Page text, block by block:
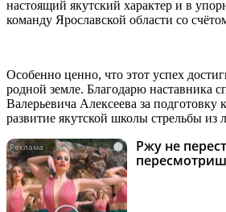
настоящий якутский характер и в
команду Ярославской области со
Особенно ценно, что этот успех
родной земле. Благодарю наставника
Валерьевича Алексеева за подготовку
развитие якутской школы стрельбы из
i
Ржу не